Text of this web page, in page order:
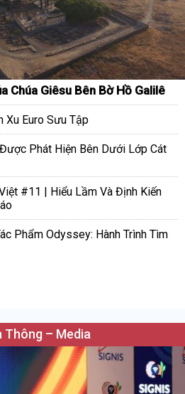
Chúa Giêsu Bên Bờ Hồ Galilê
Xu Euro Sưu Tập
Phát Hiện Bên Dưới Lớp Cát
#11 | Hiểu Lầm Và Định Kiến
Phẩm Odyssey: Hành Trình Tìm
Thông – Media